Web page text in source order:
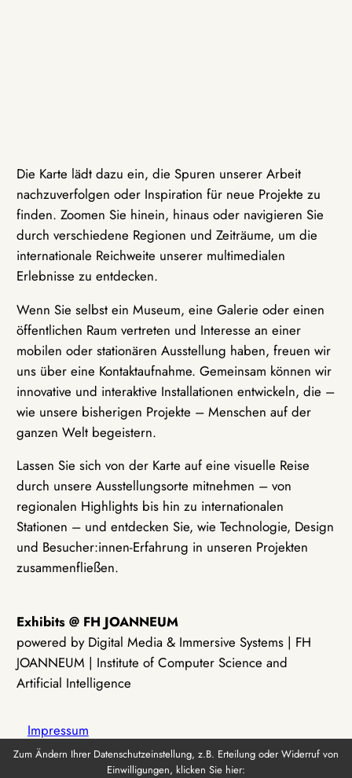
Die Karte lädt dazu ein, die Spuren unserer Arbeit
nachzuverfolgen oder Inspiration für neue Projekte zu
finden. Zoomen Sie hinein, hinaus oder navigieren Sie
durch verschiedene Regionen und Zeiträume, um die
internationale Reichweite unserer multimedialen
Erlebnisse zu entdecken.
Wenn Sie selbst ein Museum, eine Galerie oder einen
öffentlichen Raum vertreten und Interesse an einer
mobilen oder stationären Ausstellung haben, freuen wir
uns über eine Kontaktaufnahme. Gemeinsam können wir
innovative und interaktive Installationen entwickeln, die –
wie unsere bisherigen Projekte – Menschen auf der
ganzen Welt begeistern.
Lassen Sie sich von der Karte auf eine visuelle Reise
durch unsere Ausstellungsorte mitnehmen – von
regionalen Highlights bis hin zu internationalen
Stationen – und entdecken Sie, wie Technologie, Design
und Besucher:innen-Erfahrung in unseren Projekten
zusammenfließen.
Exhibits @ FH JOANNEUM
powered by Digital Media & Immersive Systems | FH
JOANNEUM | Institute of Computer Science and
Artificial Intelligence
Impressum
Zum Ändern Ihrer Datenschutzeinstellung, z.B. Erteilung oder Widerruf von
Einwilligungen, klicken Sie hier: